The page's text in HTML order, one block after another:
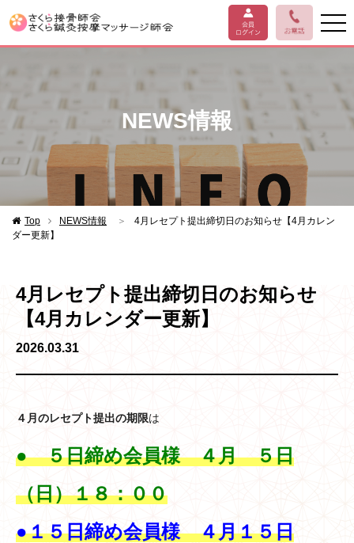
NEWS情報
Top NEWS情報 ＞
4月レセプト提出締切日のお知らせ【4月カレン
ダー更新】
4月レセプト提出締切日のお知らせ
【4月カレンダー更新】
2026.03.31
４月のレセプト提出の期限は
● ５日締め会員様 ４月 ５日
（日）１８：００
●１５日締め会員様 ４月１５日